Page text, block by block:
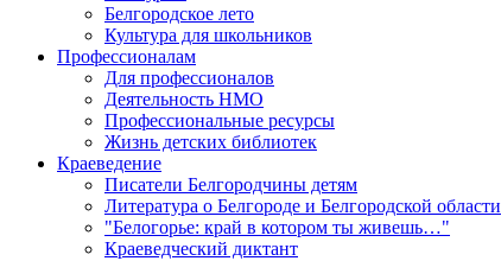
Белгородское лето
Культура для школьников
Профессионалам
Для профессионалов
Деятельность НМО
Профессиональные ресурсы
Жизнь детских библиотек
Краеведение
Писатели Белгородчины детям
Литература о Белгороде и Белгородской области
"Белогорье: край в котором ты живешь…"
Краеведческий диктант